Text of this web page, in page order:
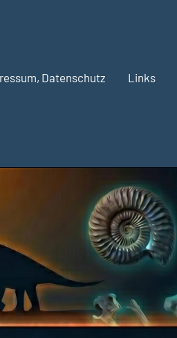
Datenschutz Links